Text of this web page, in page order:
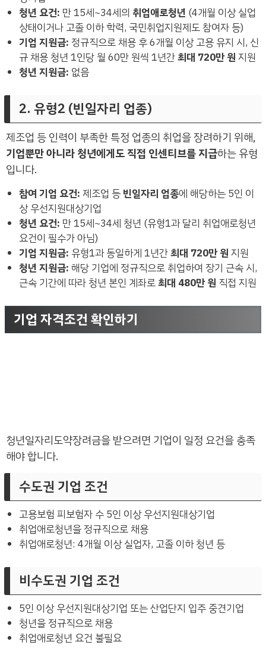
청년 요건: 만 15세~34세의 취업애로청년 (4개월 이상 실업
상태이거나 고졸 이하 학력, 국민취업지원제도 참여자 등)
기업 지원금: 정규직으로 채용 후 6개월 이상 고용 유지 시, 신
규 채용 청년 1인당 월 60만 원씩 1년간최대 720만 원 지원
청년 지원금: 없음
2. 유형2 (빈일자리 업종)
제조업 등 인력이 부족한 특정 업종의 취업을 장려하기 위해,
기업뿐만 아니라 청년에게도 직접 인센티브를 지급하는 유형
입니다.
참여 기업 요건: 제조업 등 빈일자리 업종에 해당하는 5인 이
상 우선지원대상기업
청년 요건: 만 15세~34세 청년 (유형1과 달리 취업애로청년
요건이 필수가 아님)
기업 지원금: 유형1과 동일하게 1년간최대 720만 원 지원
청년 지원금: 해당 기업에 정규직으로 취업하여 장기 근속 시,
근속 기간에 따라 청년 본인 계좌로최대 480만 원 직접 지원
기업 자격조건 확인하기
청년일자리도약장려금을 받으려면 기업이 일정 요건을 충족
해야 합니다.
수도권 기업 조건
고용보험 피보험자 수 5인 이상 우선지원대상기업
취업애로청년을 정규직으로 채용
취업애로청년: 4개월 이상 실업자, 고졸 이하 청년 등
비수도권 기업 조건
5인 이상 우선지원대상기업 또는 산업단지 입주 중견기업
청년을 정규직으로 채용
취업애로청년 요건 불필요